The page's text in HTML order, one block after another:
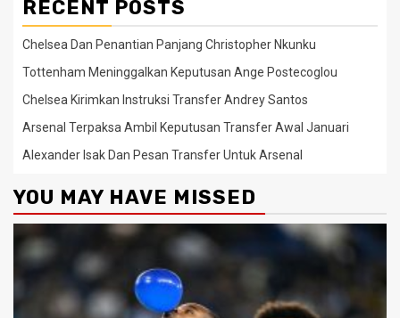
RECENT POSTS
Chelsea Dan Penantian Panjang Christopher Nkunku
Tottenham Meninggalkan Keputusan Ange Postecoglou
Chelsea Kirimkan Instruksi Transfer Andrey Santos
Arsenal Terpaksa Ambil Keputusan Transfer Awal Januari
Alexander Isak Dan Pesan Transfer Untuk Arsenal
YOU MAY HAVE MISSED